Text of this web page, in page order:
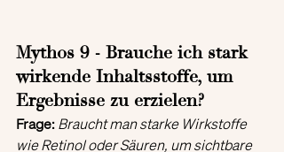
Mythos 9 - Brauche ich stark
wirkende Inhaltsstoffe, um
Ergebnisse zu erzielen?
Frage:Braucht man starke Wirkstoffe
wie Retinol oder Säuren, um sichtbare